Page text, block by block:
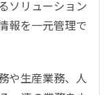
ソリューション
報を一元管理で
や生産業務、人